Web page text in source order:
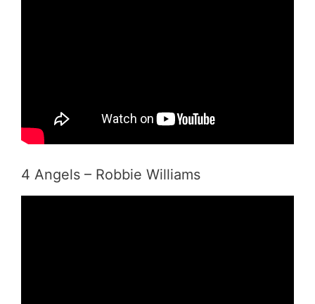
4 Angels – Robbie Williams